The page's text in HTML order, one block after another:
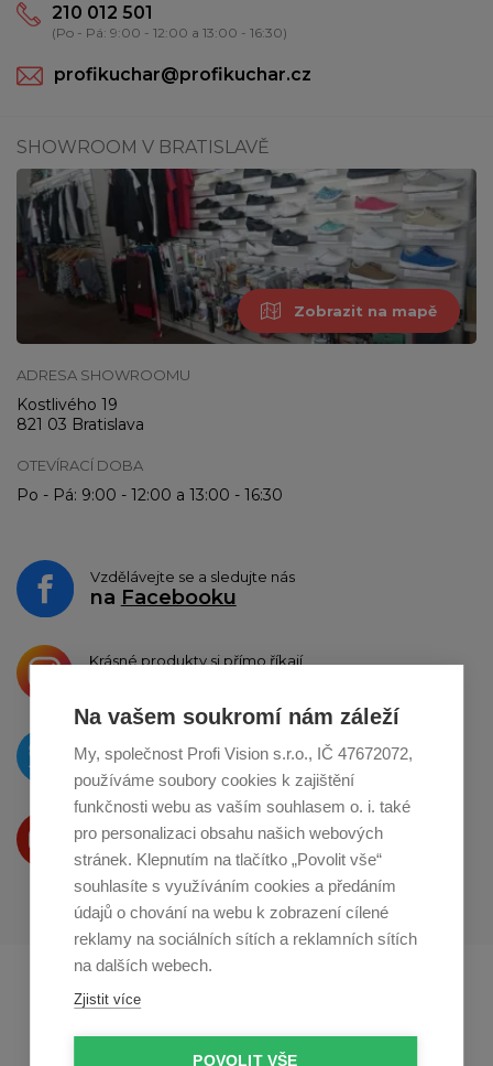
210 012 501
(Po - Pá: 9:00 - 12:00 a 13:00 - 16:30)
profikuchar@profikuchar.cz
SHOWROOM V BRATISLAVĚ
Zobrazit na mapě
ADRESA SHOWROOMU
Kostlivého 19
821 03 Bratislava
OTEVÍRACÍ DOBA
Po - Pá: 9:00 - 12:00 a 13:00 - 16:30
Vzdělávejte se a sledujte nás
na Facebooku
Krásné produkty si přímo říkají
O novinkách píšeme
naTwitteru
Produkty Vám představujeme
na Youtube
Profikuchar.sk
Na vašem soukromí nám záleží
My, společnost Profi Vision s.r.o., IČ 47672072,
používáme soubory cookies k zajištění
funkčnosti webu as vaším souhlasem o. i. také
pro personalizaci obsahu našich webových
stránek. Klepnutím na tlačítko „Povolit vše“
souhlasíte s využíváním cookies a předáním
údajů o chování na webu k zobrazení cílené
reklamy na sociálních sítích a reklamních sítích
na dalších webech.
Zjistit více
POVOLIT VŠE